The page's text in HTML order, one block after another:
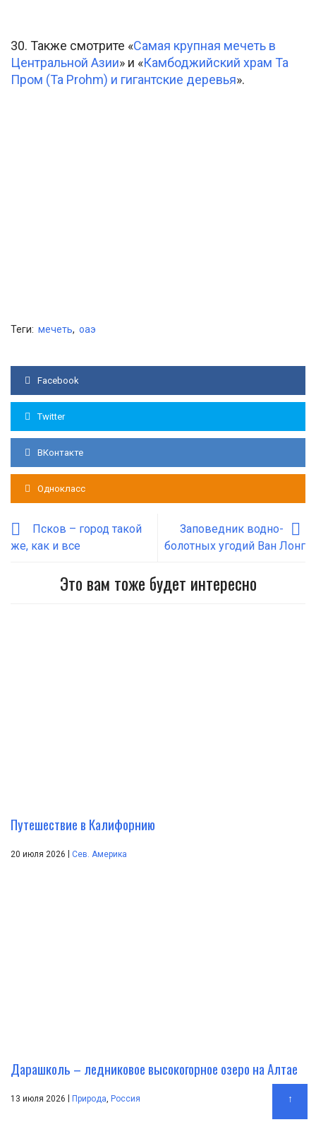
30. Также смотрите «Самая крупная мечеть в
Центральной Азии» и «Камбоджийский храм Та
Пром (Ta Prohm) и гигантские деревья».
Теги: мечеть, оаэ
Facebook
Twitter
ВКонтакте
Однокласс
Псков – город такой
же, как и все
Заповедник водно-
болотных угодий Ван Лонг
Это вам тоже будет интересно
Путешествие в Калифорнию
20 июля 2026 | Сев. Америка
Дарашколь – ледниковое высокогорное озеро на Алтае
13 июля 2026 | Природа Россия ↑